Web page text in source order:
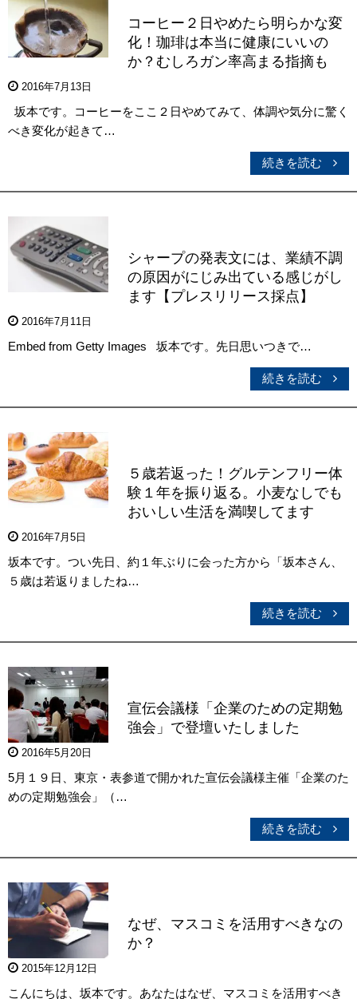
コーヒー２日やめたら明らかな変
化！珈琲は本当に健康にいいの
か？むしろガン率高まる指摘も
2016年7月13日
坂本です。コーヒーをここ２日やめてみて、体調や気分に驚く
べき変化が起きて…
続きを読む
シャープの発表文には、業績不調
の原因がにじみ出ている感じがし
ます【プレスリリース採点】
2016年7月11日
Embed from Getty Images 坂本です。先日思いつきで…
続きを読む
５歳若返った！グルテンフリー体
験１年を振り返る。小麦なしでも
おいしい生活を満喫してます
2016年7月5日
坂本です。つい先日、約１年ぶりに会った方から「坂本さん、
５歳は若返りましたね…
続きを読む
宣伝会議様「企業のための定期勉
強会」で登壇いたしました
2016年5月20日
5月１９日、東京・表参道で開かれた宣伝会議様主催「企業のた
めの定期勉強会」（…
続きを読む
なぜ、マスコミを活用すべきなの
か？
2015年12月12日
こんにちは、坂本です。あなたはなぜ、マスコミを活用すべき